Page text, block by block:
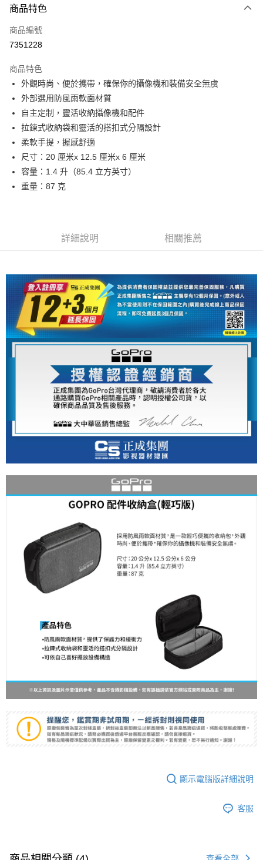
信用卡一次付款
信用卡分期付款
合作金庫商業銀行
華南商業銀行
彰化商業銀行
上海商業儲蓄銀行
國泰世華商業銀行
兆豐國際商業銀行
臺灣中小企業銀行
台中商業銀行
匯豐（台灣）商業銀行
聯邦商業銀行
元大商業銀行
永豐商業銀行
玉山商業銀行
台新國際商業銀行
6 期 0 利率 每期
華南商業銀行
上海商業儲蓄銀行
台北富邦商業銀行
國泰世華商業銀行
兆豐國際商業銀行
臺灣中小企業銀行
匯豐（台灣）商業銀行
華泰商業銀行
聯邦商業銀行
元大商業銀行
玉山商業銀行
12 期 0 利率 每期 NT$90 21家銀行
合作金庫商業銀行
第一商業銀行
上海商業儲蓄銀行
台北富邦商業銀行
國泰世華商業銀行
臺灣中小企業銀行
台中商業銀行
匯豐（台灣）商業銀行
聯邦商業銀行
台灣樂天信用卡公司
超商取貨付款
LINE Pay
Apple Pay
街口支付
AFTEE先享後付
相關說明
【關於「AFTEE先享後付」】
AFTEE先享後付是「在收到商品之後才付款」的支付方式。 讓您購物簡單
便利好安心！
１．簡單：不需註冊會員、不需綁卡、不需儲值。
２．便利：只要手機號碼，簡訊認證，即可結帳。
３．安心：先確認商品／服務後，再付款。
【「AFTEE先享後付」結帳流程】
１．於結帳方式選擇「AFTEE先享後付」後，將跳轉至「AFTEE先享後付」
結帳頁面，進行簡訊認證並確認金額後，即可完成結帳。
２．訂單成立數日內，您將收到繳費通知簡訊。
ATM／網路銀行／等多元方式進行付款，方視為交易完成。
※ 請注意：結帳手續完成當下不需立刻繳費，但若您需要取消訂單，請聯絡
購買商品的店家。未經商家同意取消之訂單仍視為有效，需透過AFTEE先享
※ 交易是否成功請以「AFTEE先享後付 」之結帳頁面顯示為準，若有關於
是否繳費成功／繳費後需取消欲退款等相關疑問，請聯繫「AFTEE先享後付
https://netprotections.freshdesk.com/support/home
１．透過由恩沛科技股份有限公司提供之「AFTEE先享後付」服務完成之交
易，需依本服務之必要範圍內提供個人資料，並將交易相關給付款項請求債
權轉讓予恩沛科技股份有限公司。
２．關於個人資料處理事宜，請瀏覽以下網址：
https://aftee.tw/terms/#terms3
３．未成年的使用者請事先徵得法定代理人或監護人之同意方可使用
「AFTEE先享後付」，若未經同意申辦者引起之損失，本公司不負相關責
４．使用「AFTEE先享後付」時，將依據個別帳號之用戶狀況，依本公司即
時審查核予不同之上限額度；若仍有額度不足之情形，本公司將視審查結果
請求用戶進行身份認證。
５．嚴禁一人註冊多個帳號或使用他人資訊註冊。若發現惡意使用之情形，
恩沛科技股份有限公司將有權停止該用戶之使用額度並採取法律行動。
ATM付款
全家取貨付款
每筆NT$60，滿NT$399(含以上)免運費
萊爾富取貨付款
每筆NT$60，滿NT$399(含以上)免運費
每筆NT$60，滿NT$399(含以上)免運費
每筆NT$75，滿NT$399(含以上)免運費
商品特色
商品編號
7351228
商品特色
外觀時尚、便於攜帶，確保你的攝像機和裝備安全無虞
外部選用防風雨軟面材質
自主定制，靈活收納攝像機和配件
拉鍊式收納袋和靈活的搭扣式分隔設計
柔軟手提，握感舒適
尺寸：20 厘米x 12.5 厘米x 6 厘米
容量：1.4 升（85.4 立方英寸）
重量：87 克
詳細說明 相關推薦
顯示電腦版詳細說明
客服